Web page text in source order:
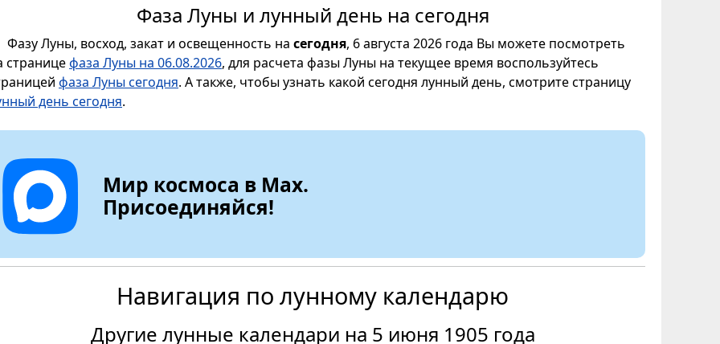
Фаза Луны и лунный день на сегодня
Фазу Луны, восход, закат и освещенность на сегодня, 6 августа 2026 года Вы можете посмотреть
страницефаза Луны на 06.08.2026, для расчета фазы Луны на текущее время воспользуйтесь
фаза Луны сегодня. А также, чтобы узнать какой сегодня лунный день, смотрите страницу
день сегодня.
Мир космоса в Max.
Присоединяйся!
Навигация по лунному календарю
Другие лунные календари на 5 июня 1905 года